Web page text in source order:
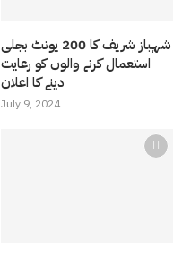
شہباز شریف کا 200 یونٹ بجلی
استعمال کرنے والوں کو رعایت
دینے کا اعلان
July 9, 2024